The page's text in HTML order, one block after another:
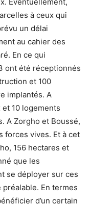
à ceux qui
un délai
au cahier des
En ce qui
ont été réceptionnés
et 100
implantés. A
10 logements
A Zorgho et Boussé,
forces vives. Et à cet
156 hectares et
que les
se déployer sur ces
En termes
d’un certain